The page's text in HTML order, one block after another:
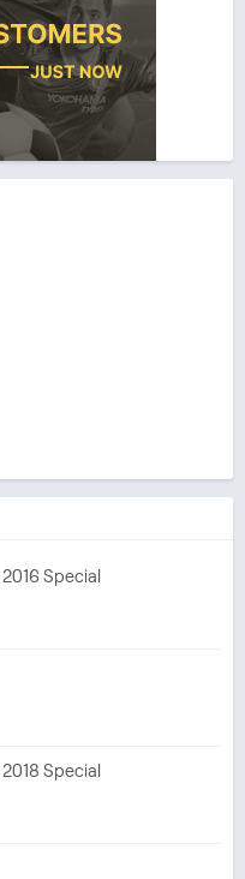
Special
Special